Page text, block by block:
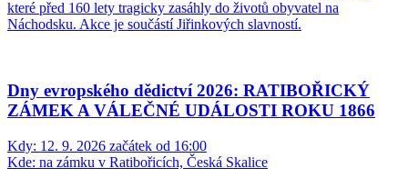
které před 160 lety tragicky zasáhly do životů obyvatel na
Náchodsku. Akce je součástí Jiřinkových slavností.
Dny evropského dědictví 2026: RATIBOŘICKÝ
ZÁMEK A VÁLEČNÉ UDÁLOSTI ROKU 1866
Kdy: 12. 9. 2026 začátek od 16:00
Kde: na zámku v Ratibořicích, Česká Skalice